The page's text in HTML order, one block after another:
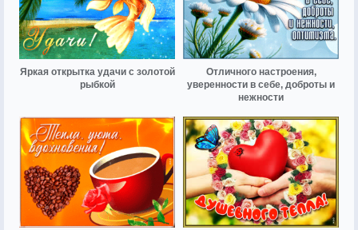
Яркая открытка удачи с золотой
рыбкой
Отличного настроения,
уверенности в себе, доброты и
нежности